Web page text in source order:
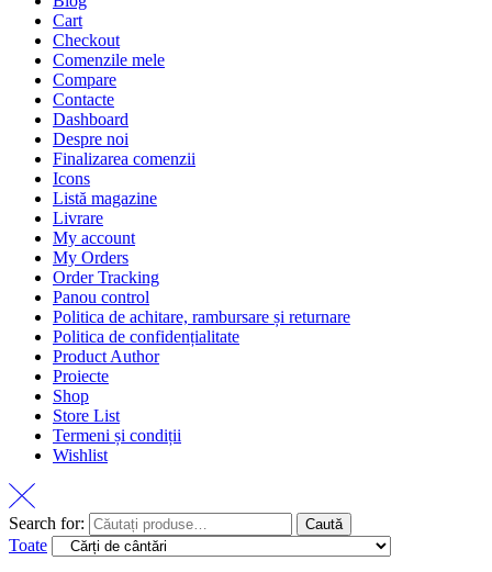
Cart
Checkout
Comenzile mele
Compare
Contacte
Dashboard
Despre noi
Finalizarea comenzii
Icons
Listă magazine
Livrare
My account
My Orders
Order Tracking
Panou control
Politica de achitare, rambursare și returnare
Politica de confidențialitate
Product Author
Proiecte
Shop
Store List
Termeni și condiții
Wishlist
Search for: Caută
Toate